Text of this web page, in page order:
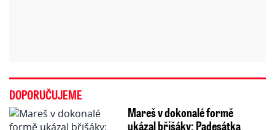
DOPORUČUJEME
Mareš v dokonalé formě
ukázal břišáky: Padesátka